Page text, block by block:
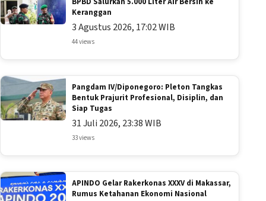
Keranggan
3 Agustus 2026, 17:02 WIB
44 views
Pangdam IV/Diponegoro: Pleton Tangkas
Bentuk Prajurit Profesional, Disiplin, dan
Siap Tugas
31 Juli 2026, 23:38 WIB
33 views
APINDO Gelar Rakerkonas XXXV di Makassar,
Rumus Ketahanan Ekonomi Nasional